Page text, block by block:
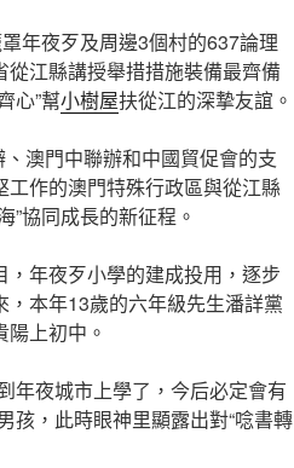
年夜歹及周邊3個村的637論理
江縣講授舉措措施裝備最齊備
心”幫小樹屋扶從江的深摯友誼。
澳門中聯辦和中國貿促會的支
作的澳門特殊行政區與從江縣
”協同成長的新征程。
年夜歹小學的建成投用，逐步
本年13歲的六年級先生潘詳黨
上初中。
年夜城市上學了，今后必定會有
孩，此時眼神里顯露出對“唸書轉